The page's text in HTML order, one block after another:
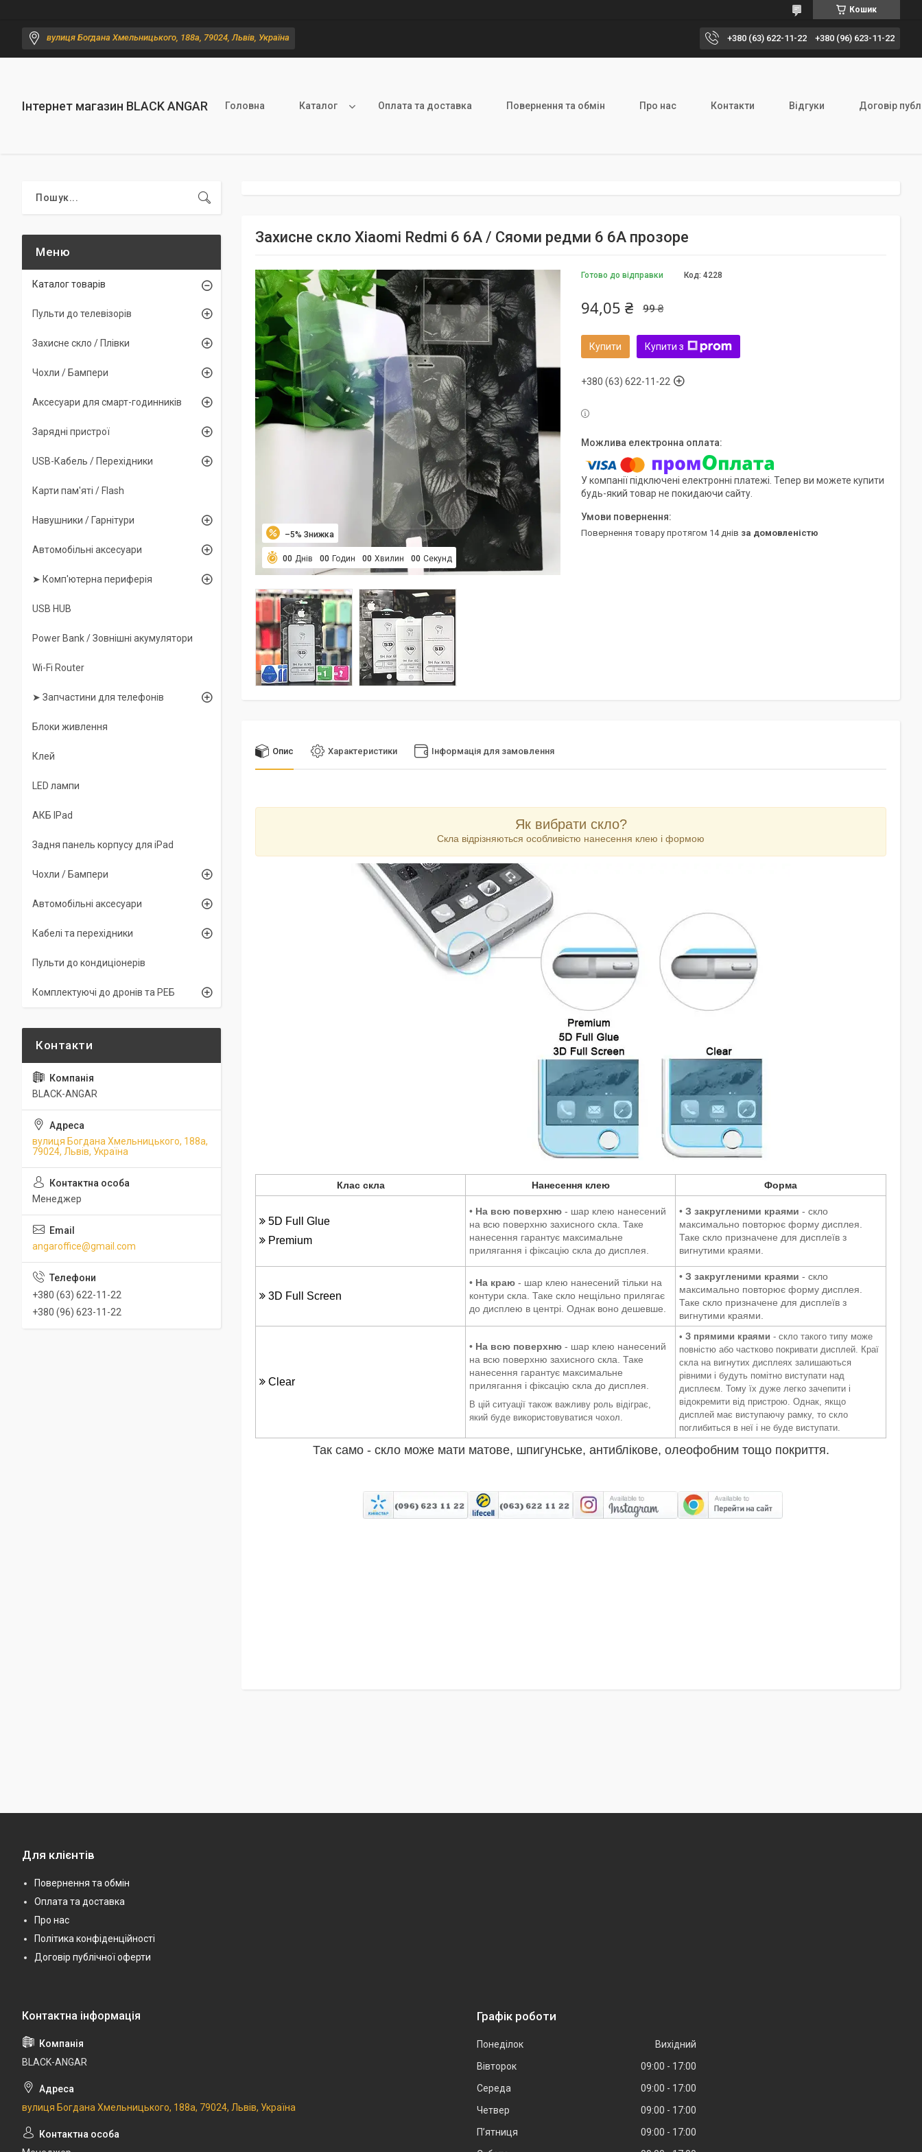
Кошик
вулиця Богдана Хмельницького, 188а, 79024, Львів, Україна +380 (63) 622-11-22 +380 (96) 623-11-22
Інтернет магазин BLACK ANGAR Головна Каталог Оплата та доставка Повернення та обмін Про нас Контакти Відгуки Договір
Захисне скло Xiaomi Redmi 6 6А / Сяоми редми 6 6А прозоре
–5%
00 Днів 00 Годин 00 Хвилин 00 Секунд
Готово до відправки Код: 4228
99 ₴
94,05 ₴
Купити Купити з
+380 (63) 622-11-22
У компанії підключені електронні платежі. Тепер ви можете купити
будь-який товар не покидаючи сайту.
повернення товару протягом 14 днів за домовленістю
Опис Характеристики Інформація для замовлення
Як вибрати скло?
Скла відрізняються особливістю нанесення клею і формою
Клас скла Нанесення клею Форма
5D Full Glue
Premium
• На всю поверхню - шар клею нанесений
на всю поверхню захисного скла. Таке
нанесення гарантує максимальне
прилягання і фіксацію скла до дисплея.
• З закругленими краями - скло
максимально повторює форму дисплея.
Таке скло призначене для дисплеїв з
вигнутими краями.
3D Full Screen
• На краю - шар клею нанесений тільки на
контури скла. Таке скло нещільно прилягає
до дисплею в центрі. Однак воно дешевше.
• З закругленими краями - скло
максимально повторює форму дисплея.
Таке скло призначене для дисплеїв з
вигнутими краями.
Clear
• На всю поверхню - шар клею нанесений
на всю поверхню захисного скла. Таке
нанесення гарантує максимальне
прилягання і фіксацію скла до дисплея.
В цій ситуації також важливу роль відіграє,
який буде використовуватися чохол.
• З прямими краями - скло такого типу може
повністю або частково покривати дисплей. Краї
скла на вигнутих дисплеях залишаються
рівними і будуть помітно виступати над
дисплеєм. Тому їх дуже легко зачепити і
відокремити від пристрою. Однак, якщо
дисплей має виступаючу рамку, то скло
поглибиться в неї і не буде виступати.
Так само - скло може мати матове, шпигунське, антиблікове, олеофобним тощо покриття.
Каталог товарів
Пульти до телевізорів
Захисне скло / Плівки
Чохли / Бампери
Аксесуари для смарт-годинників
Зарядні пристрої
USB-Кабель / Перехідники
Карти пам'яті / Flash
Навушники / Гарнітури
Автомобільні аксесуари
➤ Комп'ютерна периферія
USB HUB
Power Bank / Зовнішні акумулятори
Wi-Fi Router
➤ Запчастини для телефонів
Блоки живлення
Клей
LED лампи
АКБ IPad
Задня панель корпусу для iPad
Чохли / Бампери
Автомобільні аксесуари
Кабелі та перехідники
Пульти до кондиціонерів
Комплектуючі до дронів та РЕБ
BLACK-ANGAR
вулиця Богдана Хмельницького, 188а,
79024, Львів, Україна
Менеджер
angaroffice@gmail.com
+380 (63) 622-11-22
+380 (96) 623-11-22
Для клієнтів
Повернення та обмін
Оплата та доставка
Про нас
Політика конфіденційності
Договір публічної оферти
BLACK-ANGAR
вулиця Богдана Хмельницького, 188а, 79024, Львів, Україна
Графік роботи
Понеділок
Вихідний
Вівторок
09:00
17:00
Середа
09:00
17:00
Четвер
09:00
17:00
Пʼятниця
09:00
17:00